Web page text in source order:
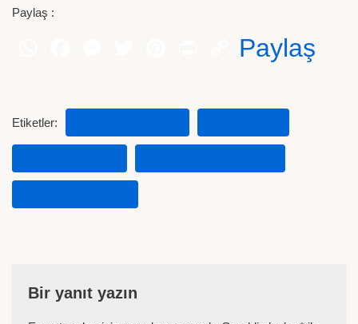
Paylaş :
Paylaş
Etiketler:
Bir yanıt yazın